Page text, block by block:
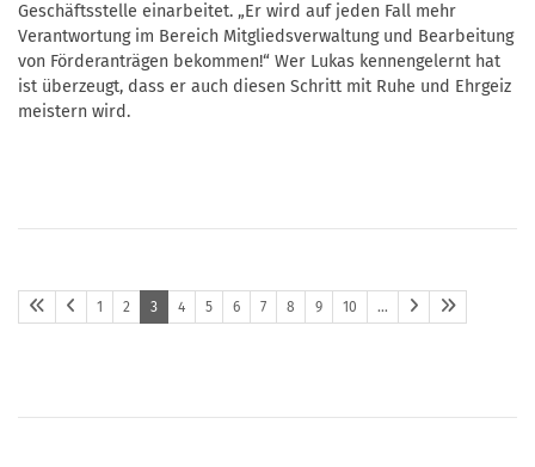
Geschäftsstelle einarbeitet. „Er wird auf jeden Fall mehr
Verantwortung im Bereich Mitgliedsverwaltung und Bearbeitung
von Förderanträgen bekommen!“ Wer Lukas kennengelernt hat
ist überzeugt, dass er auch diesen Schritt mit Ruhe und Ehrgeiz
meistern wird.
1 2 3 4 5 6 7 8 9 10 …